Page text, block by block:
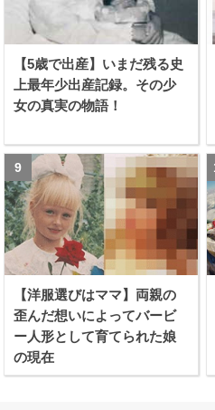
【5歳で出産】いまだ残る史
上最年少出産記録。その少
女の真実の物語！
【洋服選びはママ】両親の
歪んだ想いによってバービ
ー人形として育てられた娘
の現在